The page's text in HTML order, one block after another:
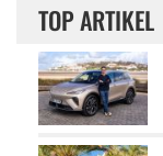
TOP ARTIKEL